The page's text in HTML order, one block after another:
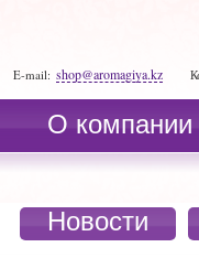
E-mail: shop@aromagiya.kz
О компании
Новости